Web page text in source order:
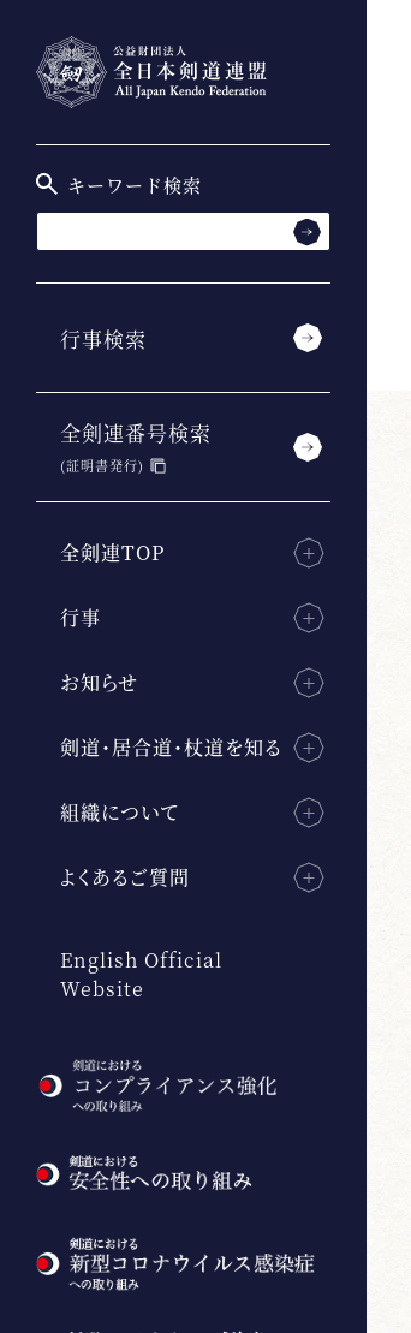
キーワード検索
行事検索
全剣連番号検索
(証明書発行)
全剣連TOP
行事
お知らせ
剣道・居合道・杖道を知る
組織について
よくあるご質問
English Official
Website